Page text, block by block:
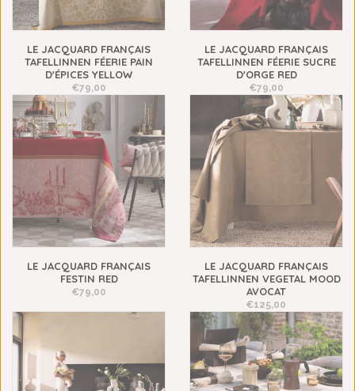
LE JACQUARD FRANÇAIS
TAFELLINNEN FÉERIE PAIN
D'ÉPICES YELLOW
€79,00
LE JACQUARD FRANÇAIS
TAFELLINNEN FÉERIE SUCRE
D'ORGE RED
€79,00
LE JACQUARD FRANÇAIS
FESTIN RED
€79,00
LE JACQUARD FRANÇAIS
TAFELLINNEN VEGETAL MOOD
AVOCAT
€125,00